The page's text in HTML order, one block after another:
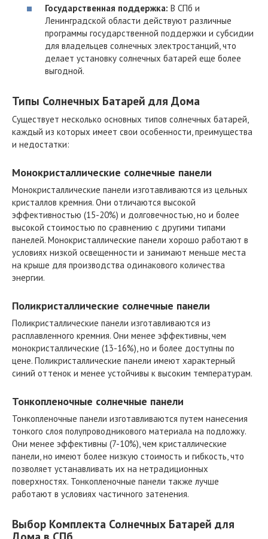
Государственная поддержка: В СПб и
Ленинградской области действуют различные
программы государственной поддержки и субсидии
для владельцев солнечных электростанций, что
делает установку солнечных батарей еще более
выгодной.
Типы Солнечных Батарей для Дома
Существует несколько основных типов солнечных батарей,
каждый из которых имеет свои особенности, преимущества
и недостатки:
Монокристаллические солнечные панели
Монокристаллические панели изготавливаются из цельных
кристаллов кремния. Они отличаются высокой
эффективностью (15-20%) и долговечностью, но и более
высокой стоимостью по сравнению с другими типами
панелей. Монокристаллические панели хорошо работают в
условиях низкой освещенности и занимают меньше места
на крыше для производства одинакового количества
энергии.
Поликристаллические солнечные панели
Поликристаллические панели изготавливаются из
расплавленного кремния. Они менее эффективны, чем
монокристаллические (13-16%), но и более доступны по
цене. Поликристаллические панели имеют характерный
синий оттенок и менее устойчивы к высоким температурам.
Тонкопленочные солнечные панели
Тонкопленочные панели изготавливаются путем нанесения
тонкого слоя полупроводникового материала на подложку.
Они менее эффективны (7-10%), чем кристаллические
панели, но имеют более низкую стоимость и гибкость, что
позволяет устанавливать их на нетрадиционных
поверхностях. Тонкопленочные панели также лучше
работают в условиях частичного затенения.
Выбор Комплекта Солнечных Батарей для